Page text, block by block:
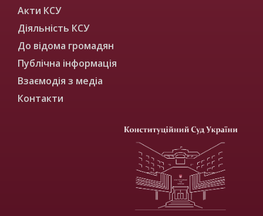
Акти КСУ
Діяльність КСУ
До відома громадян
Публічна інформація
Взаємодія з медіа
Контакти